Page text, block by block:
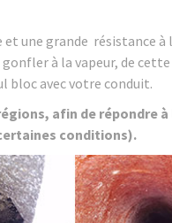
une grande résistance
à la vapeur, de
bloc avec votre conduit.
afin de répondre
conditions).